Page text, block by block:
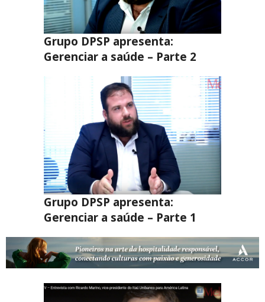
Grupo DPSP apresenta:
Gerenciar a saúde – Parte 2
Grupo DPSP apresenta:
Gerenciar a saúde – Parte 1